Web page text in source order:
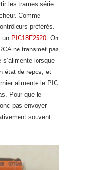
les trames série
Comme
préférés.
un PIC18F2520. On
ne transmet pas
lorsque
état de repos, et
alimente le PIC
Pour que le
pas envoyer
souvent